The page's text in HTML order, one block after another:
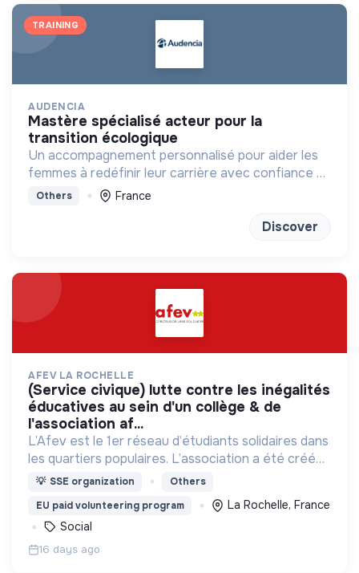
TRAINING
AUDENCIA
mastère spécialisé acteur pour la
transition écologique
Un accompagnement personnalisé pour aider les
femmes à redéfinir leur carrière avec confiance et
clarté
Others France
Discover
AFEV LA ROCHELLE
(service civique) lutte contre les inégalités
éducatives au sein d'un collège & de
l'association af...
L’Afev est le 1er réseau d’étudiants solidaires dans
les quartiers populaires. L’association a été créée
en 1991 pour lutter contre les inégalités
populaires.
💡 SSE organization
Others
EU paid volunteering program
La Rochelle, France
Social
16 days ago